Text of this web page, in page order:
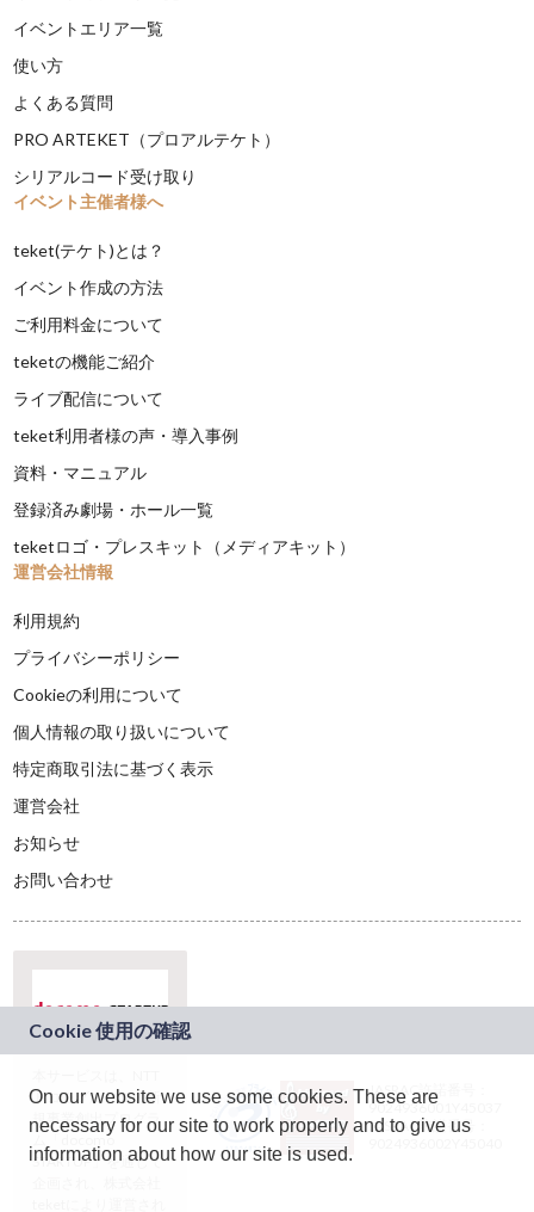
イベントエリア一覧
使い方
よくある質問
PRO ARTEKET（プロアルテケト）
シリアルコード受け取り
イベント主催者様へ
teket(テケト)とは？
イベント作成の方法
ご利用料金について
teketの機能ご紹介
ライブ配信について
teket利用者様の声・導入事例
資料・マニュアル
登録済み劇場・ホール一覧
teketロゴ・プレスキット（メディアキット）
運営会社情報
利用規約
プライバシーポリシー
Cookieの利用について
個人情報の取り扱いについて
特定商取引法に基づく表示
運営会社
お知らせ
お問い合わせ
ドコモグループの新
規事業創出プログラ
ム「docomo
STARTUP」を通じて
JASRAC許諾番号：
9024936001Y45037
JASRAC許諾番号：
On our website we use some cookies. These are
necessary for our site to work properly and to give us
information about how our site is used.